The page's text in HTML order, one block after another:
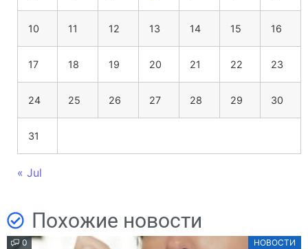
10 11 12 13 14 15 16
17 18 19 20 21 22 23
24 25 26 27 28 29 30
31
« Jul
Похожие новости
0 НОВОСТИ